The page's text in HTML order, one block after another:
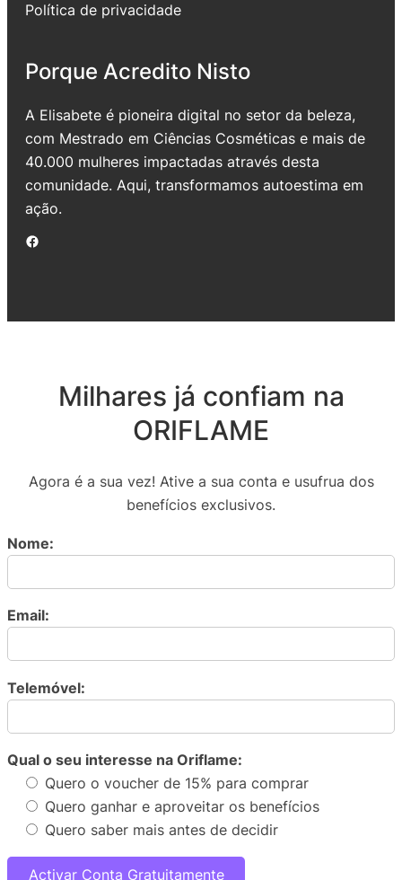
Política de privacidade
Porque Acredito Nisto
A Elisabete é pioneira digital no setor da beleza,
com Mestrado em Ciências Cosméticas e mais de
40.000 mulheres impactadas através desta
comunidade. Aqui, transformamos autoestima em
ação.
Facebook
Milhares já confiam na
ORIFLAME
Agora é a sua vez! Ative a sua conta e usufrua dos
benefícios exclusivos.
Nome:
Email:
Telemóvel:
Qual o seu interesse na Oriflame:
Quero o voucher de 15% para comprar
Quero ganhar e aproveitar os benefícios
Quero saber mais antes de decidir